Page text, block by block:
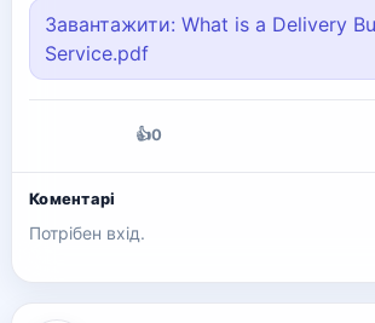
Завантажити: What is a Delivery
Service.pdf
👍0
Коментарі
Потрібен вхід.